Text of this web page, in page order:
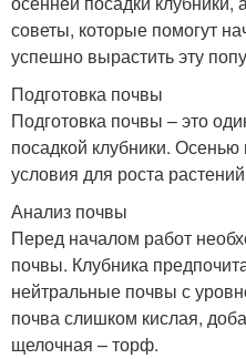
советы, которые помогут
успешно вырастить эту
Подготовка почвы
Подготовка почвы – это
посадкой клубники.
условия для роста
Анализ почвы
Перед началом работ
почвы. Клубника
нейтральные почвы с
почва слишком кислая,
щелочная – торф.